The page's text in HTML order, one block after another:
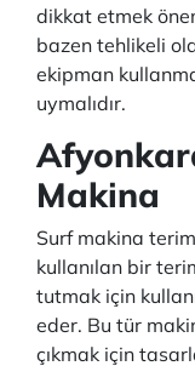
dikkat etmek
bazen tehlikeli
ekipman
uymalıdır.
Makina
Surf makina
kullanılan bir
tutmak için
eder. Bu tür
çıkmak için